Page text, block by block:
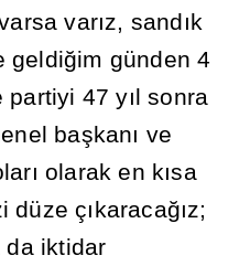
varız, sandık
geldiğim günden 4
partiyi 47 yıl sonra
başkanı ve
ı olarak en kısa
düze çıkaracağız;
da iktidar